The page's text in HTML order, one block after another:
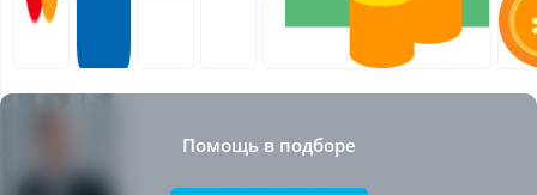
Помощь в подборе